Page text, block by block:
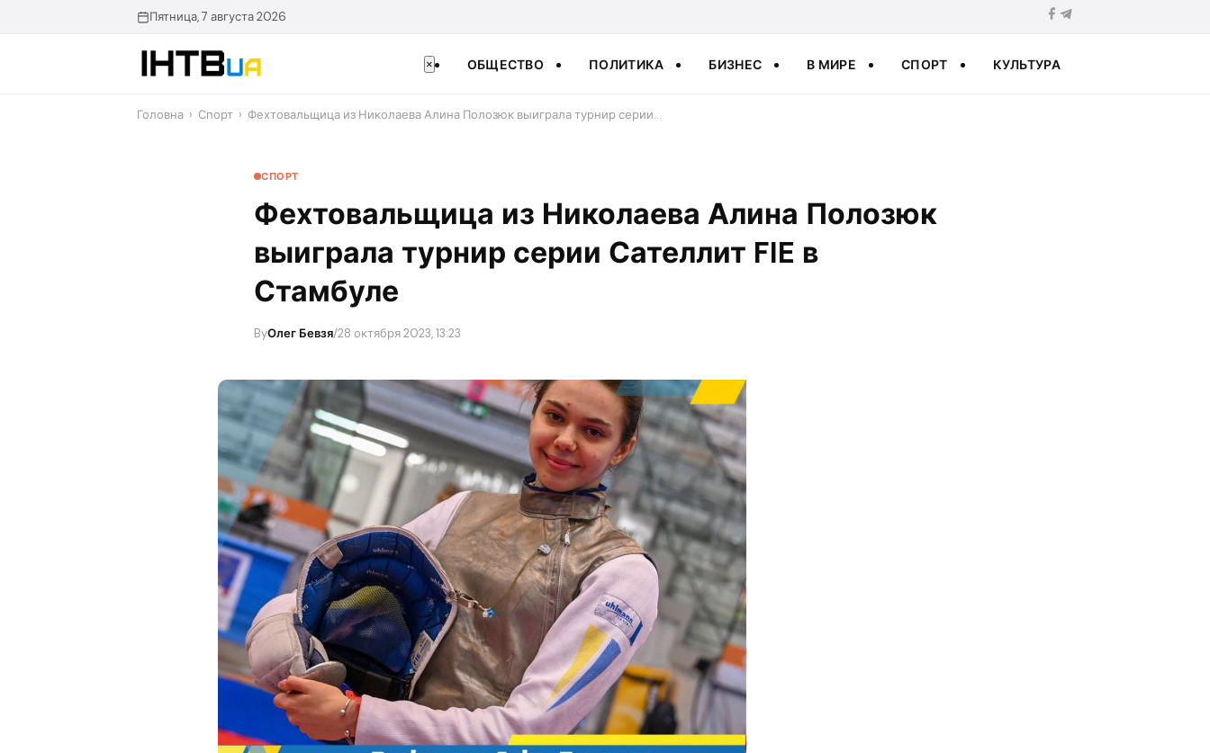
Пятница, 7 августа 2026
× ОБЩЕСТВО ПОЛИТИКА БИЗНЕС В МИРЕ СПОРТ КУЛЬТУРА
Головна › Спорт › Фехтовальщица из Николаева Алина Полозюк выиграла турнир серии…
СПОРТ
Фехтовальщица из Николаева Алина Полозюк
выиграла турнир серии Сателлит FIE в
Стамбуле
ByОлег Бевзя/28 октября 2023, 13:23